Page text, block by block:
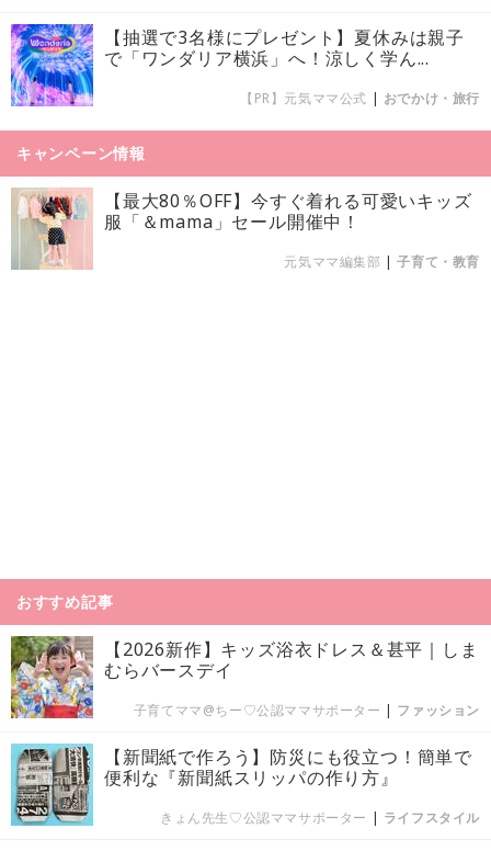
【抽選で3名様にプレゼント】夏休みは親子
で「ワンダリア横浜」へ！涼しく学ん...
【PR】元気ママ公式 | おでかけ・旅行
キャンペーン情報
【最大80％OFF】今すぐ着れる可愛いキッズ
服「＆mama」セール開催中！
元気ママ編集部 |子育て・教育
おすすめ記事
【2026新作】キッズ浴衣ドレス＆甚平｜しま
むらバースデイ
子育てママ@ちー♡公認ママサポーター | ファッション
【新聞紙で作ろう】防災にも役立つ！簡単で
便利な『新聞紙スリッパの作り方』
きょん先生♡公認ママサポーター | ライフスタイル